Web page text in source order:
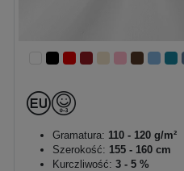
Gramatura: 110 - 120 g/m²
Szerokość: 155 - 160 cm
Kurczliwość: 3 - 5 %